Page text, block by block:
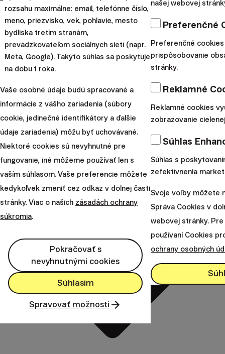
Chcete vidieť viac do hĺbky
Európskeho dôchodku?
Životný cyklus investovaných úspor
Pri investovaní v PEPPe sa riziko investície 10 rokov pred
dosiahnutím dôchodkového veku začne postupne znižovať.
Cieľom je zabezpečiť, aby sa znížila šanca prudších poklesov
hodnoty úspor tesne pred tým, ako z nich budete chcieť
začať čerpať príjem.
rozsahu maximálne: email, telefónne číslo,
meno, priezvisko, vek, pohlavie, mesto
bydliska tretím stranám,
prevádzkovateľom sociálnych sietí (napr.
Meta, Google). Takýto súhlas sa poskytuje
na dobu 1 roka.
Vaše osobné údaje budú spracované a
informácie z vášho zariadenia (súbory
cookie, jedinečné identifikátory a ďalšie
údaje zariadenia) môžu byť uchovávané.
Niektoré cookies sú nevyhnutné pre
fungovanie, iné môžeme používať len s
vaším súhlasom. Vaše preferencie môžete
kedykoľvek zmeniť cez odkaz v dolnej časti
stránky. Viac o našich zásadách ochrany
súkromia.
Pokračovať s
nevyhnutnými cookies
Súhlasím
Spravovať možnosti
našej webovej
Preferenčné
Preferenčné
prispôsobovanie
stránky.
Reklamné
Reklamné cookies
zobrazovanie
Súhlas
Súhlas s
zefektívnenia
Svoje voľby môžete
Správa Cookies v
webovej stránky.
používaní Cookies
ochrany osobných